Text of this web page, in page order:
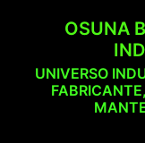
OSUNA
UNIVERSO